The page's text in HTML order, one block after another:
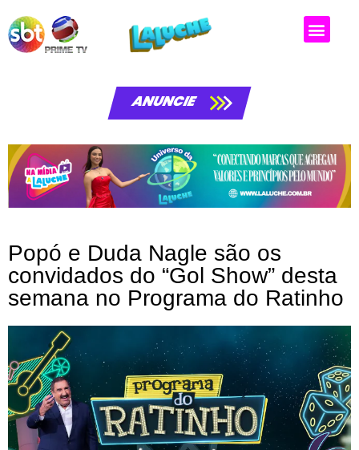
ANUNCIE
Popó e Duda Nagle são os
convidados do “Gol Show” desta
semana no Programa do Ratinho